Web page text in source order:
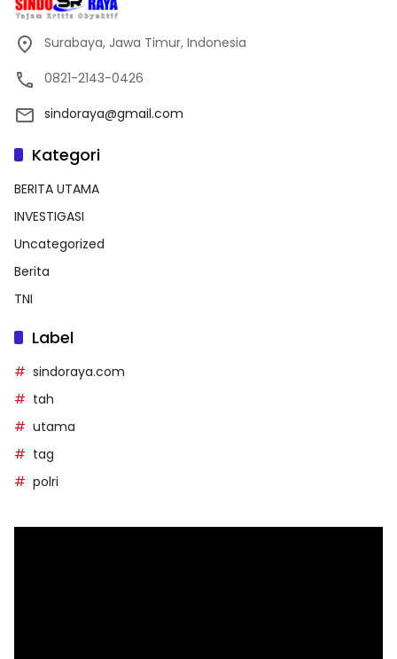
Surabaya, Jawa Timur, Indonesia
0821-2143-0426
sindoraya@gmail.com
Kategori
BERITA UTAMA
INVESTIGASI
Uncategorized
Berita
TNI
Label
sindoraya.com
tah
utama
tag
polri